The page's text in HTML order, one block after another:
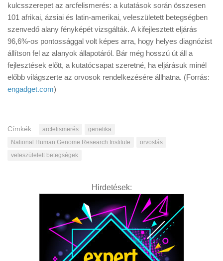
kulcsszerepet az arcfelismerés: a kutatások során összesen
101 afrikai, ázsiai és latin-amerikai, veleszületett betegségben
szenvedő alany fényképét vizsgálták. A kifejlesztett eljárás
96,6%-os pontossággal volt képes arra, hogy helyes diagnózist
állítson fel az alanyok állapotáról. Bár még hosszú út áll a
fejlesztések előtt, a kutatócsapat szeretné, ha eljárásuk minél
előbb világszerte az orvosok rendelkezésére állhatna. (Forrás:
engadget.com)
Címkék: arcfelismerés
genetika
National Human Genome Research Institute
orvoslás
veleszületett betegségek
Hirdetések: